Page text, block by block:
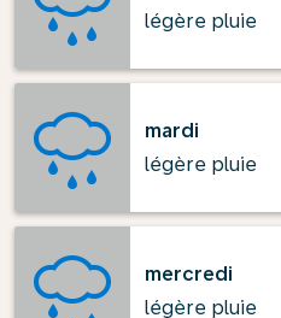
légère pluie
mardi
légère pluie
mercredi
légère pluie